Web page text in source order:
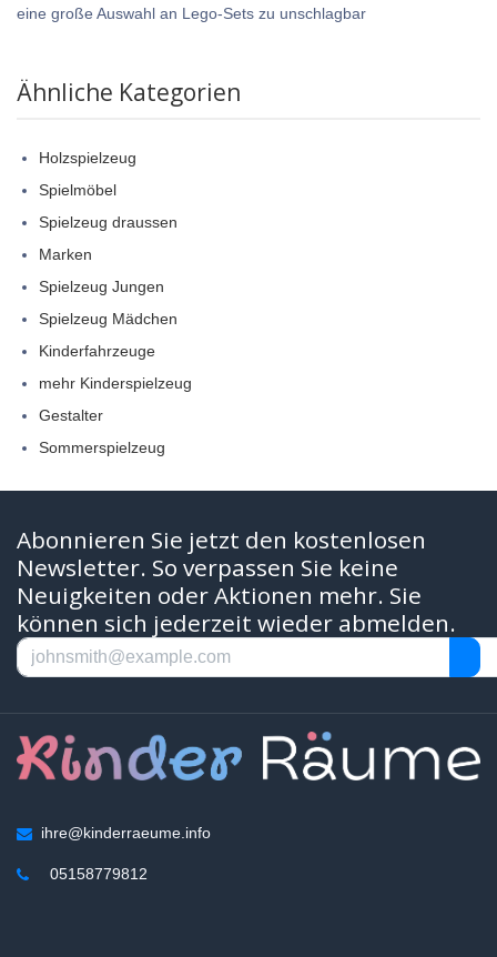
eine große Auswahl an Lego-Sets zu unschlagbar
Ähnliche Kategorien
Holzspielzeug
Spielmöbel
Spielzeug draussen
Marken
Spielzeug Jungen
Spielzeug Mädchen
Kinderfahrzeuge
mehr Kinderspielzeug
Gestalter
Sommerspielzeug
Abonnieren Sie jetzt den kostenlosen
Newsletter. So verpassen Sie keine
Neuigkeiten oder Aktionen mehr. Sie
können sich jederzeit wieder abmelden.
ihre@kinderraeume.info
05158779812